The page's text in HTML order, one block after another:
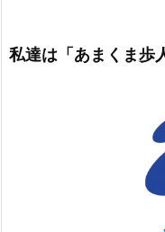
私達は「あまくま歩